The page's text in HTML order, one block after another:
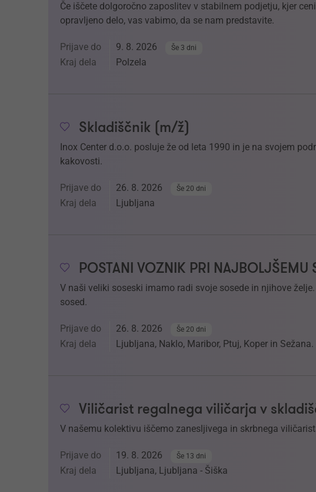
Če iščete dolgoročno zaposlitev v stabilnem podjetju, kjer
opravljeno delo, vas vabimo, da se nam predstavite.
Prijave do 9. 8. 2026 Še 3 dni
Kraj dela Polzela
Skladiščnik (m/ž)
Inox Center d.o.o. posluje že od leta 1990 in je na svojem
kakovosti.
Prijave do 26. 8. 2026 Še 20 dni
Kraj dela Ljubljana
POSTANI VOZNIK PRI
V naši veliki soseski imamo radi svoje sosede in njihove
sosed.
Prijave do 26. 8. 2026 Še 20 dni
Kraj dela Ljubljana, Naklo, Maribor, Ptuj, Koper in Sežana.
Viličarist regalnega viličarja v
V našemu kolektivu iščemo zanesljivega in skrbnega
Prijave do 19. 8. 2026 Še 13 dni
Kraj dela Ljubljana, Ljubljana - Šiška